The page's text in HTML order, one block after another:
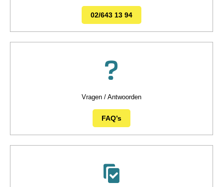
02/643 13 94
Vragen / Antwoorden
FAQ’s